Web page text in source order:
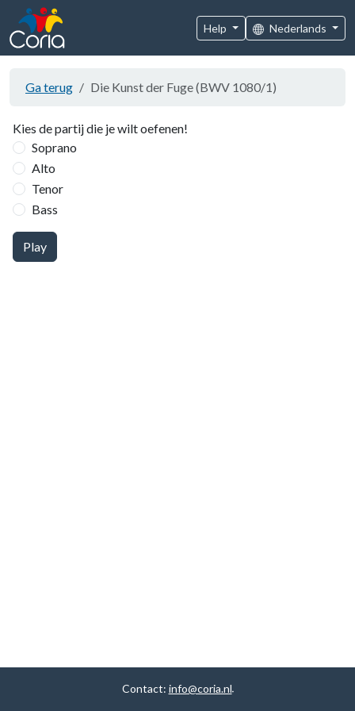
Help Nederlands
Ga terug Die Kunst der Fuge (BWV 1080/1)
Kies de partij die je wilt oefenen!
Soprano
Alto
Tenor
Bass
Play
Contact: info@coria.nl.